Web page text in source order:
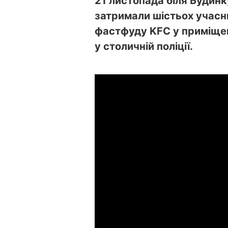
затримали шістьох
фастфуду KFC у
у столичній поліції.